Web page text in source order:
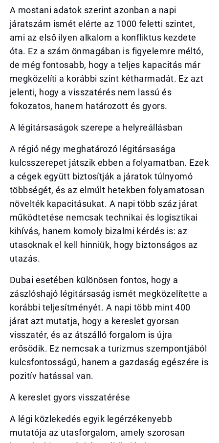
A mostani adatok szerint azonban a napi
járatszám ismét elérte az 1000 feletti szintet,
ami az első ilyen alkalom a konfliktus kezdete
óta. Ez a szám önmagában is figyelemre méltó,
de még fontosabb, hogy a teljes kapacitás már
megközelíti a korábbi szint kétharmadát. Ez azt
jelenti, hogy a visszatérés nem lassú és
fokozatos, hanem határozott és gyors.
A légitársaságok szerepe a helyreállásban
A régió négy meghatározó légitársasága
kulcsszerepet játszik ebben a folyamatban. Ezek
a cégek együtt biztosítják a járatok túlnyomó
többségét, és az elmúlt hetekben folyamatosan
növelték kapacitásukat. A napi több száz járat
működtetése nemcsak technikai és logisztikai
kihívás, hanem komoly bizalmi kérdés is: az
utasoknak el kell hinniük, hogy biztonságos az
utazás.
Dubai esetében különösen fontos, hogy a
zászlóshajó légitársaság ismét megközelítette a
korábbi teljesítményét. A napi több mint 400
járat azt mutatja, hogy a kereslet gyorsan
visszatér, és az átszálló forgalom is újra
erősödik. Ez nemcsak a turizmus szempontjából
kulcsfontosságú, hanem a gazdaság egészére is
pozitív hatással van.
A kereslet gyors visszatérése
A légi közlekedés egyik legérzékenyebb
mutatója az utasforgalom, amely szorosan